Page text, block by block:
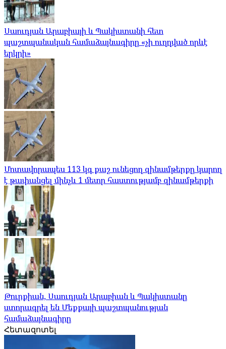
Սաուդյան Արաբիայի և Պակիստանի հետ
պաշտպանական համաձայնագիրը «չի ուղղված որևէ
երկրի»
Մոտավորապես 113 կգ քաշ ունեցող զինամթերքը կարող
է թափանցել մինչև 1 մետր հաստությամբ զինամթերքի
Թուրքիան, Սաուդյան Արաբիան և Պակիստանը
ստորագրել են Մեքքայի պաշտպանության
համաձայնագիրը
Հետազոտել